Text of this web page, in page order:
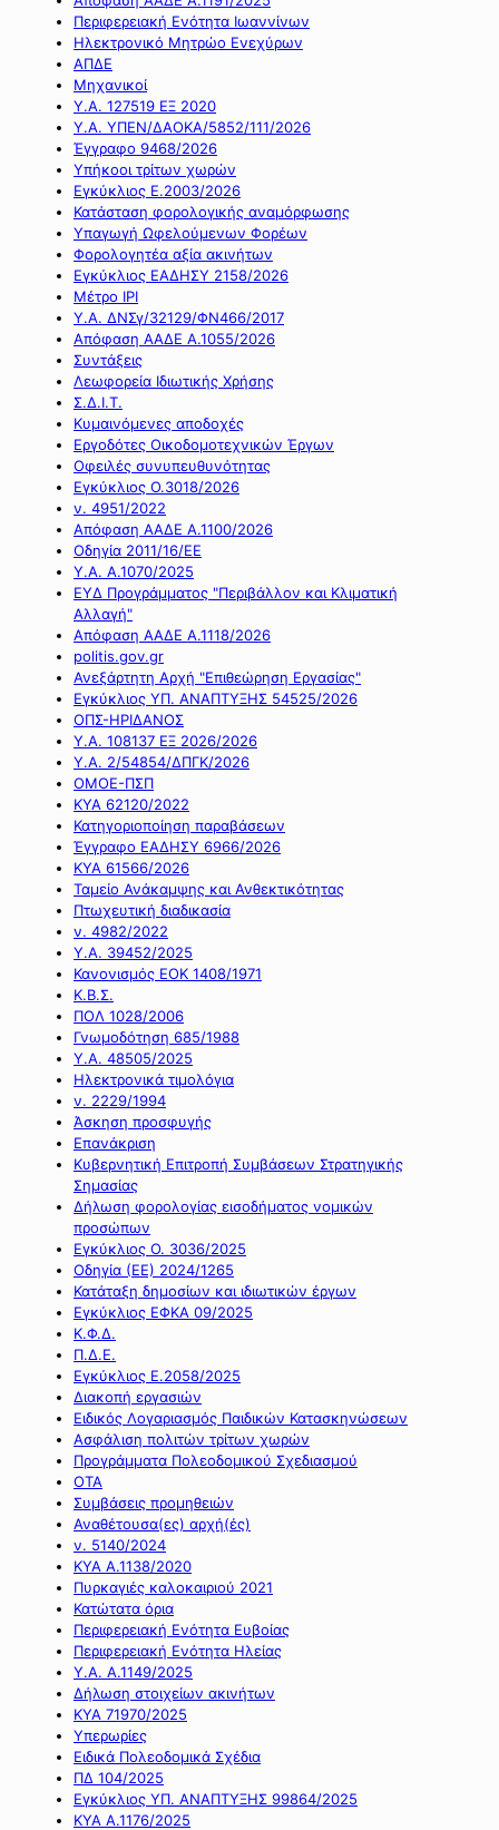
Περιφερειακή Ενότητα Ιωαννίνων
Ηλεκτρονικό Μητρώο Ενεχύρων
ΑΠΔΕ
Μηχανικοί
Υ.Α. 127519 ΕΞ 2020
Υ.Α. ΥΠΕΝ/ΔΑΟΚΑ/5852/111/2026
Έγγραφο 9468/2026
Υπήκοοι τρίτων χωρών
Εγκύκλιος Ε.2003/2026
Κατάσταση φορολογικής αναμόρφωσης
Υπαγωγή Ωφελούμενων Φορέων
Φορολογητέα αξία ακινήτων
Εγκύκλιος ΕΑΔΗΣΥ 2158/2026
Μέτρο IPI
Υ.Α. ΔΝΣγ/32129/ΦΝ466/2017
Απόφαση ΑΑΔΕ Α.1055/2026
Συντάξεις
Λεωφορεία Ιδιωτικής Χρήσης
Σ.Δ.Ι.Τ.
Κυμαινόμενες αποδοχές
Εργοδότες Οικοδομοτεχνικών Έργων
Οφειλές συνυπευθυνότητας
Εγκύκλιος Ο.3018/2026
ν. 4951/2022
Απόφαση ΑΑΔΕ Α.1100/2026
Οδηγία 2011/16/ΕΕ
Υ.Α. Α.1070/2025
ΕΥΔ Προγράμματος "Περιβάλλον και Κλιματική
Αλλαγή"
Απόφαση ΑΑΔΕ Α.1118/2026
politis.gov.gr
Ανεξάρτητη Αρχή "Επιθεώρηση Εργασίας"
Εγκύκλιος ΥΠ. ΑΝΑΠΤΥΞΗΣ 54525/2026
ΟΠΣ-ΗΡΙΔΑΝΟΣ
Υ.Α. 108137 ΕΞ 2026/2026
Υ.Α. 2/54854/ΔΠΓΚ/2026
ΟΜΟΕ-ΠΣΠ
ΚΥΑ 62120/2022
Κατηγοριοποίηση παραβάσεων
Έγγραφο ΕΑΔΗΣΥ 6966/2026
ΚΥΑ 61566/2026
Ταμείο Ανάκαμψης και Ανθεκτικότητας
Πτωχευτική διαδικασία
ν. 4982/2022
Υ.Α. 39452/2025
Κανονισμός ΕΟΚ 1408/1971
Κ.Β.Σ.
ΠΟΛ 1028/2006
Γνωμοδότηση 685/1988
Υ.Α. 48505/2025
Ηλεκτρονικά τιμολόγια
ν. 2229/1994
Άσκηση προσφυγής
Επανάκριση
Κυβερνητική Επιτροπή Συμβάσεων Στρατηγικής
Σημασίας
Δήλωση φορολογίας εισοδήματος νομικών
προσώπων
Εγκύκλιος Ο. 3036/2025
Οδηγία (ΕΕ) 2024/1265
Κατάταξη δημοσίων και ιδιωτικών έργων
Εγκύκλιος ΕΦΚΑ 09/2025
Κ.Φ.Δ.
Π.Δ.Ε.
Εγκύκλιος Ε.2058/2025
Διακοπή εργασιών
Ειδικός Λογαριασμός Παιδικών Κατασκηνώσεων
Ασφάλιση πολιτών τρίτων χωρών
Προγράμματα Πολεοδομικού Σχεδιασμού
ΟΤΑ
Συμβάσεις προμηθειών
Αναθέτουσα(ες) αρχή(ές)
ν. 5140/2024
ΚΥΑ Α.1138/2020
Πυρκαγιές καλοκαιριού 2021
Κατώτατα όρια
Περιφερειακή Ενότητα Ευβοίας
Περιφερειακή Ενότητα Ηλείας
Υ.Α. Α.1149/2025
Δήλωση στοιχείων ακινήτων
ΚΥΑ 71970/2025
Υπερωρίες
Ειδικά Πολεοδομικά Σχέδια
ΠΔ 104/2025
Εγκύκλιος ΥΠ. ΑΝΑΠΤΥΞΗΣ 99864/2025
ΚΥΑ Α.1176/2025